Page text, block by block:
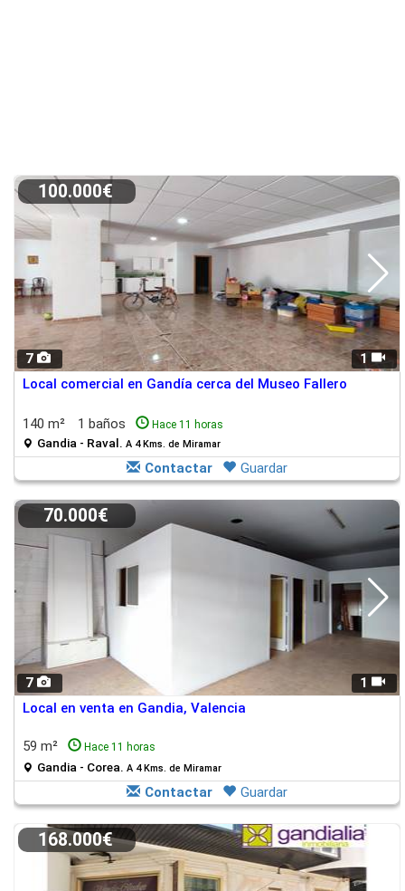
7 1
100.000€
Local comercial en Gandía cerca del Museo Fallero
140 m² 1 baños Hace 11 horas
Gandia - Raval. A 4 Kms. de Miramar
Contactar Guardar
7 1
70.000€
Local en venta en Gandia, Valencia
59 m² Hace 11 horas
Gandia - Corea. A 4 Kms. de Miramar
Contactar Guardar
168.000€